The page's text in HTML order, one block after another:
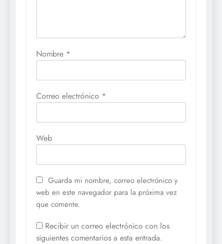
Nombre *
Correo electrónico *
Web
Guarda mi nombre, correo electrónico y
web en este navegador para la próxima vez
que comente.
Recibir un correo electrónico con los
siguientes comentarios a esta entrada.